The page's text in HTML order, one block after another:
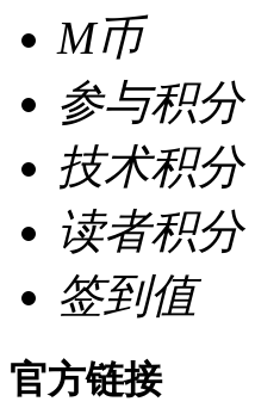
M币
参与积分
技术积分
读者积分
签到值
官方链接